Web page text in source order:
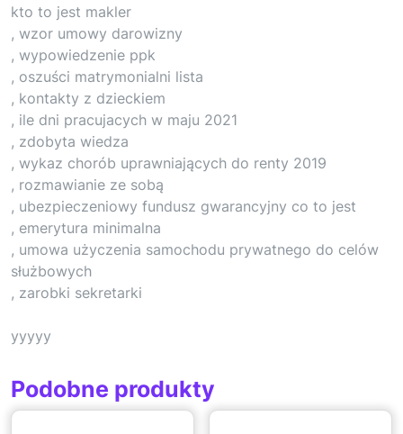
kto to jest makler
, wzor umowy darowizny
, wypowiedzenie ppk
, oszuści matrymonialni lista
, kontakty z dzieckiem
, ile dni pracujacych w maju 2021
, zdobyta wiedza
, wykaz chorób uprawniających do renty 2019
, rozmawianie ze sobą
, ubezpieczeniowy fundusz gwarancyjny co to jest
, emerytura minimalna
, umowa użyczenia samochodu prywatnego do celów
służbowych
, zarobki sekretarki
yyyyy
Podobne produkty